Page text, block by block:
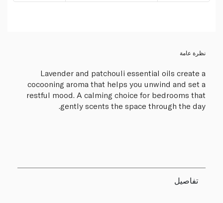
نظرة عامة
Lavender and patchouli essential oils create a
cocooning aroma that helps you unwind and set a
restful mood. A calming choice for bedrooms that
gently scents the space through the day.
تفاصيل